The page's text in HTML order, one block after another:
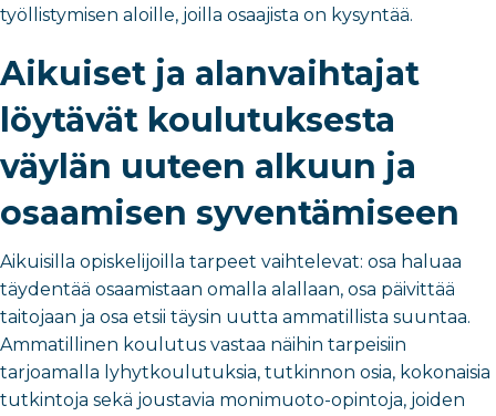
työllistymisen aloille, joilla osaajista on kysyntää.
Aikuiset ja alanvaihtajat
löytävät koulutuksesta
väylän uuteen alkuun ja
osaamisen syventämiseen
Aikuisilla opiskelijoilla tarpeet vaihtelevat: osa haluaa
täydentää osaamistaan omalla alallaan, osa päivittää
taitojaan ja osa etsii täysin uutta ammatillista suuntaa.
Ammatillinen koulutus vastaa näihin tarpeisiin
tarjoamalla lyhytkoulutuksia, tutkinnon osia, kokonaisia
tutkintoja sekä joustavia monimuoto-opintoja, joiden